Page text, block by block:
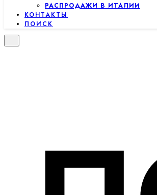
РАСПРОДАЖИ В ИТАЛИИ
КОНТАКТЫ
ПОИСК